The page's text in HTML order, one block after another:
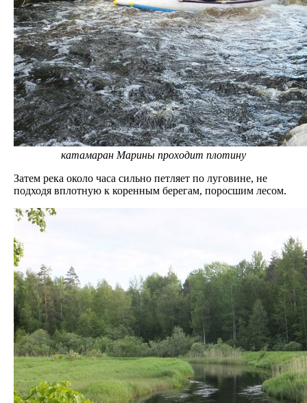
катамаран Марины проходит плотину
Затем река около часа сильно петляет по луговине, не
подходя вплотную к коренным берегам, поросшим лесом.